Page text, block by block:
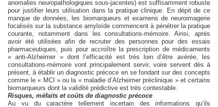
anomalies neuropathologiques sous-jacentes) est suffisamment robuste
pour justifier leurs utilisation dans la pratique clinique. En dépit de ce
manque de données, les biomarqueurs et examens de neuroimagerie
focalisés sur la substance amyloïde commencent à pénétrer la pratique
courante, notamment dans les consultations-mémoire. Ainsi, après
avoir été utilisées afin de recruter des personnes pour des essais
pharmaceutiques, puis pour accroître la prescription de médicaments
« anti-Alzheimer » dont l’efficacité est très loin d’être avérée, les
consultations-mémoire vont principalement servir, voire servent dès à
présent, à établir un diagnostic précoce en se fondant sur des concepts
comme le « MCI » ou la « maladie d’Alzheimer préclinique » et certains
biomarqueurs dont la validité prédictive est très contestable.
Risques, méfaits et coûts de diagnostic précoce
Au vu du caractère tellement incertain des informations qu’ils